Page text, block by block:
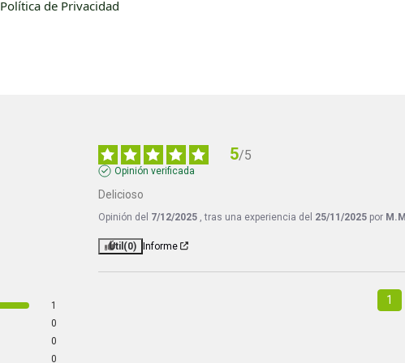
Política de Privacidad
1
0
0
0
5/5
Opinión verificada
Delicioso
Opinión del 7/12/2025 , tras una experiencia del 25/11/2025 por
Útil (0) Informe
1